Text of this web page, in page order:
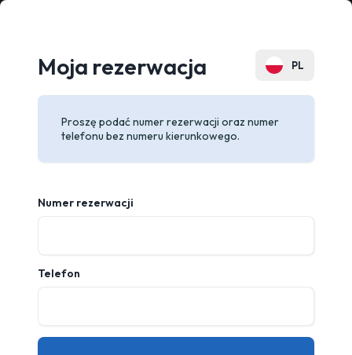
PL
EN
Moja rezerwacja
Proszę podać numer rezerwacji oraz numer
telefonu bez numeru kierunkowego.
Numer rezerwacji
Telefon